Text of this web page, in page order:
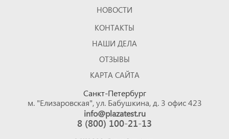
НОВОСТИ
КОНТАКТЫ
НАШИ ДЕЛА
ОТЗЫВЫ
КАРТА САЙТА
Санкт-Петербург
м. "Елизаровская", ул. Бабушкина, д. 3 офис 423
info@plazatest.ru
8 (800) 100-21-13